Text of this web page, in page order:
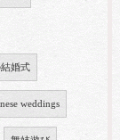
婚式
weddings